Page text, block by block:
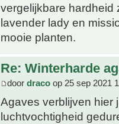
vergelijkbare hardheid
lavender lady en
mooie planten.
Re: Winterharde
door draco op 25 sep 2021
Agaves verblijven hier
luchtvochtigheid